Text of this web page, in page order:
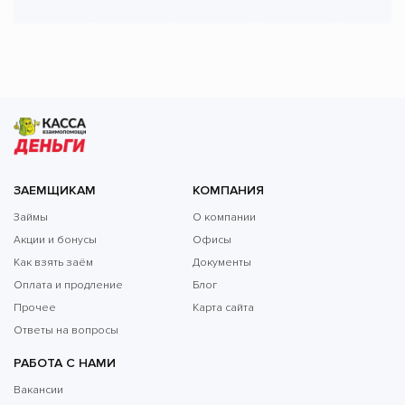
ЗАЕМЩИКАМ
Займы
Акции и бонусы
Как взять заём
Оплата и продление
Прочее
Ответы на вопросы
КОМПАНИЯ
О компании
Офисы
Документы
Блог
Карта сайта
РАБОТА С НАМИ
Вакансии